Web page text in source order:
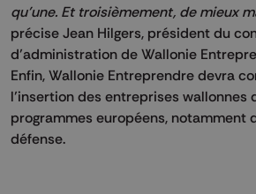
qu’une. Et troisièmement, de mieux
précise Jean Hilgers, président du
d’administration de Wallonie
Enfin, Wallonie Entreprendre devra
l’insertion des entreprises wallonnes
programmes européens, notamment
défense.